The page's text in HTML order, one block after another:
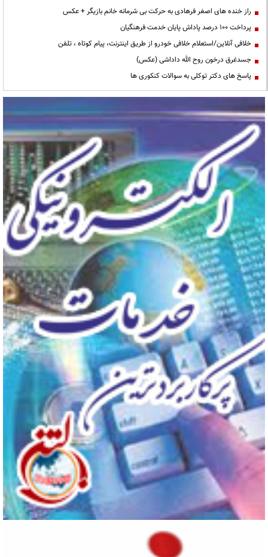
راز خنده های اصغر فرهادی به حرکت بی شرمانه خانم بازیگر + عکس
پرداخت ۱۰۰ درصد پاداش پایان خدمت فرهنگیان
خلافی آنلاین/استعلام خلافی خودرو از طریق اینترنت، پیام کوتاه ، تلفن
جسدغرق درخون روح الله داداشی (عکس)
پاسخ های دکتر توکلی به سوالات کنکوری ها